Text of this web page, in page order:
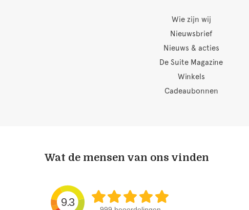
Wie zijn wij
Nieuwsbrief
Nieuws & acties
De Suite Magazine
Winkels
Cadeaubonnen
Wat de mensen van ons vinden
9.3